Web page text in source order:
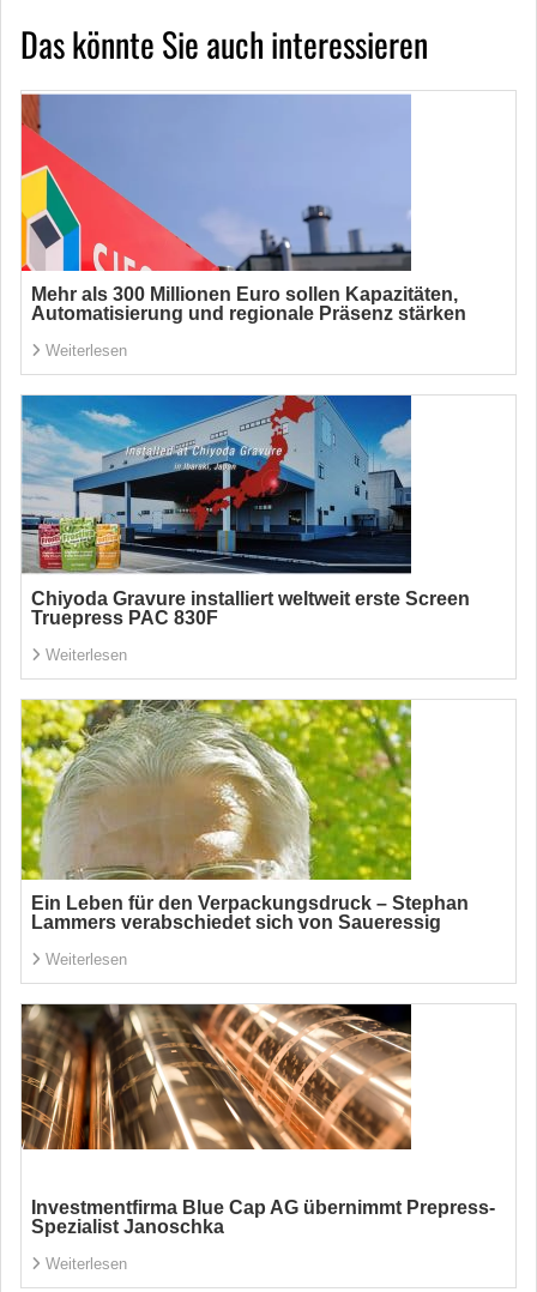
Das könnte Sie auch interessieren
Mehr als 300 Millionen Euro sollen Kapazitäten,
Automatisierung und regionale Präsenz stärken
Weiterlesen
Chiyoda Gravure installiert weltweit erste Screen
Truepress PAC 830F
Weiterlesen
Ein Leben für den Verpackungsdruck – Stephan
Lammers verabschiedet sich von Saueressig
Weiterlesen
Investmentfirma Blue Cap AG übernimmt Prepress-
Spezialist Janoschka
Weiterlesen